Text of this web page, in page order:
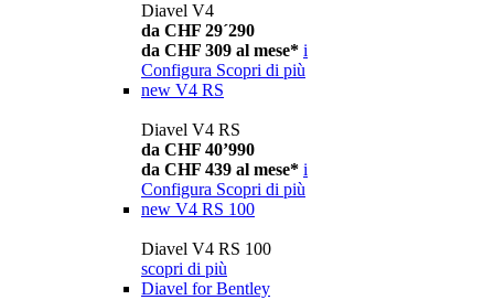
Diavel V4
da CHF 29´290
da CHF 309 al mese* i
Configura Scopri di più
new V4 RS
Diavel V4 RS
da CHF 40’990
da CHF 439 al mese* i
Configura Scopri di più
new V4 RS 100
Diavel V4 RS 100
scopri di più
Diavel for Bentley